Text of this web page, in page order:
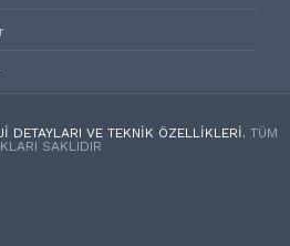
DETAYLARI VE TEKNIK ÖZELLIKLERI. TÜM
SAKLIDIR